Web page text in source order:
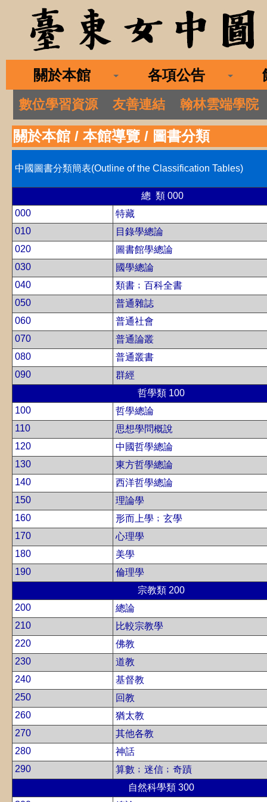
關於本館 各項公告
數位學習資源 友善連結 翰林雲端學院
關於本館 / 本館導覽 / 圖書分類
中國圖書分類簡表(Outline of the Classification Tables)
總 類 000
000
特藏
010
目錄學總論
020
圖書館學總論
030
國學總論
040
類書﹔百科全書
050
普通雜誌
060
普通社會
070
普通論叢
080
普通叢書
090
群經
哲學類 100
100
哲學總論
110
思想學問概說
120
中國哲學總論
130
東方哲學總論
140
西洋哲學總論
150
理論學
160
形而上學﹔玄學
170
心理學
180
美學
190
倫理學
宗教類 200
200
總論
210
比較宗教學
220
佛教
230
道教
240
基督教
250
回教
260
猶太教
270
其他各教
280
神話
290
算數﹔迷信﹔奇蹟
自然科學類 300